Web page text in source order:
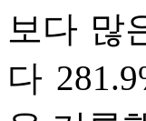
보다 많
다